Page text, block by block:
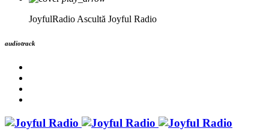
JoyfulRadio Ascultă Joyful Radio
audiotrack